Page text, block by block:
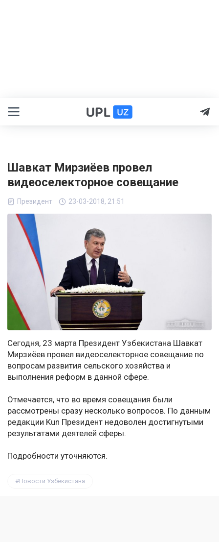
Шавкат Мирзиёев провел
видеоселекторное совещание
Президент 23-03-2018, 21:51
Сегодня, 23 марта Президент Узбекистана Шавкат
Мирзиёев провел видеоселекторное совещание по
вопросам развития сельского хозяйства и
выполнения реформ в данной сфере.
Отмечается, что во время совещания были
рассмотрены сразу несколько вопросов. По данным
редакции Kun Президент недоволен достигнутыми
результатами деятелей сферы.
Подробности уточняются.
Новости Узбекистана